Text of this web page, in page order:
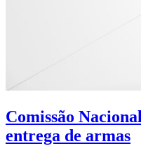
Comissão
entrega de armas